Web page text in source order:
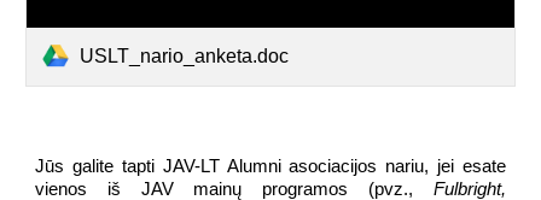
USLT_nario_anketa.doc
Jūs galite tapti JAV-LT Alumni asociacijos nariu, jei esate
vienos iš JAV mainų programos (pvz., Fulbright,